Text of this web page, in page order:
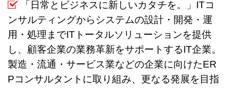
「日常とビジネスに新しいカタチを。」ITコ
ンサルティングからシステムの設計・開発・運
用・処理までITトータルソリューションを提供
し、顧客企業の業務革新をサポートするIT企業。
製造・流通・サービス業などの企業に向けたER
Pコンサルタントに取り組み、更なる発展を目指